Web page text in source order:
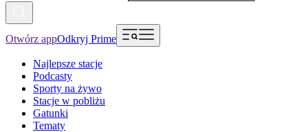
Otwórz appOdkryj Prime
Najlepsze stacje
Podcasty
Sporty na żywo
Stacje w pobliżu
Gatunki
Tematy